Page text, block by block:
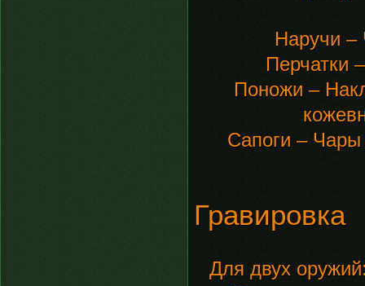
Наручи
Перчатки
Поножи –
Сапоги –
Гравировка
Для двух